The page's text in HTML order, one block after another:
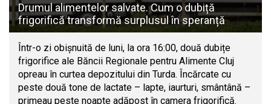
Drumul alimentelor salvate. Cum o dubiță
frigorifică transformă surplusul în speranță
Într-o zi obișnuită de luni, la ora 16:00, două dubițe
frigorifice ale Băncii Regionale pentru Alimente Cluj
opreau în curtea depozitului din Turda. Încărcate cu
peste două tone de lactate – lapte, iaurturi, smântână –
primeau peste noapte adăpost în camera frigorifică.